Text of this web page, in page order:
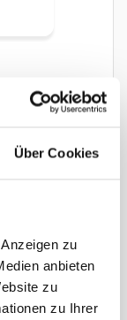
Über Cookies
zu
anbieten
zu
zu Ihrer
Datei)